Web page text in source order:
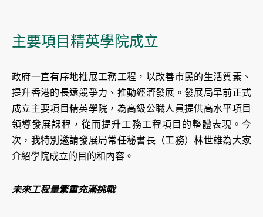
主要項目精英學院成立
政府一直有序地推展工務工程，以改善市民的生活質素、
提升香港的長遠競爭力、推動經濟發展。發展局早前正式
成立主要項目精英學院，為高級公職人員提供高水平項目
領導發展課程，從而提升工務工程項目的整體表現。今
次，我特別邀請發展局常任秘書長（工務）林世雄為大家
介紹學院成立的目的和內容。
未來工程量繁重充滿挑戰